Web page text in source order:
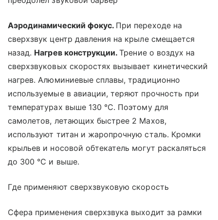
Аэродинамический фокус. При переходе на
сверхзвук центр давления на крыле смещается
назад. Нагрев конструкции.Трение о воздух на
сверхзвуковых скоростях вызывает кинетический
нагрев. Алюминиевые сплавы, традиционно
используемые в авиации, теряют прочность при
температурах выше 130 °C. Поэтому для
самолетов, летающих быстрее 2 Махов,
используют титан и жаропрочную сталь. Кромки
крыльев и носовой обтекатель могут раскаляться
до 300 °C и выше.
Где применяют сверхзвуковую скорость
Сфера применения сверхзвука выходит за рамки